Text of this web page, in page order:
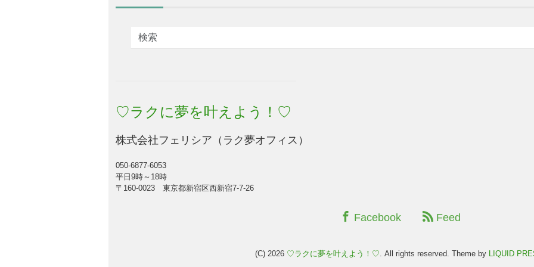
♡ラクに夢を叶えよう！♡
株式会社フェリシア（ラク夢オフィス）
050-6877-6053
平日9時～18時
〒160-0023 東京都新宿区西新宿7-7-26
Facebook Feed
(C) 2026 ♡ラクに夢を叶えよう！♡. All rights reserved. Theme by LIQUID